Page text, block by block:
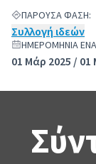
ΠΑΡΟΎΣΑ ΦΆΣΗ:
Συλλογή ιδεών
ΗΜΕΡΟΜΗΝΊΑ
01 Μάρ 2025 / 01